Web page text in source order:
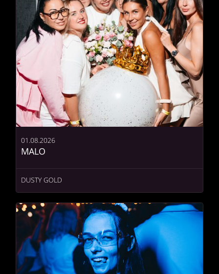
MALO
01.08.2026
DUSTY GOLD